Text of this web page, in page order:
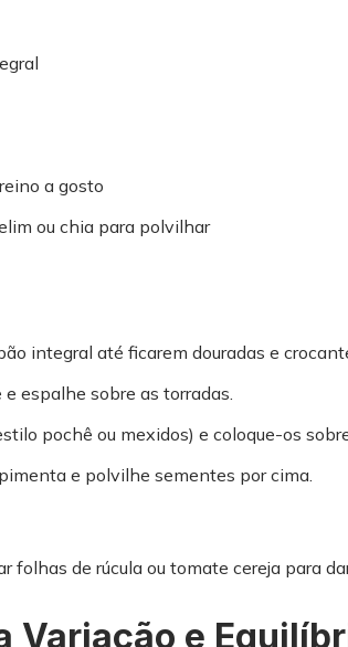
a gosto
ou chia para polvilhar
integral até ficarem douradas e
espalhe sobre as torradas.
pochê ou mexidos) e coloque-os
e polvilhe sementes por cima.
folhas de rúcula ou tomate cereja para
Variação e